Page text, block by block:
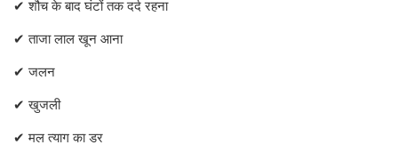
✔ शौच के बाद घंटों तक दर्द रहना
✔ ताजा लाल खून आना
✔ जलन
✔ खुजली
✔ मल त्याग का डर